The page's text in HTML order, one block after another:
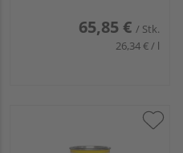
65,85 € / Stk.
26,34 € / l